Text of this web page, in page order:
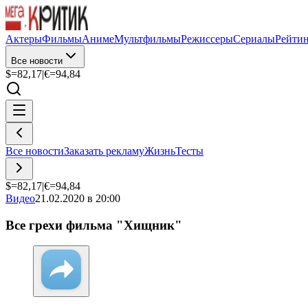
АктерыФильмыАнимеМультфильмыРежиссерыСериалы
Все новости
$=82,17|€=94,84
Все новостиЗаказать рекламуЖизньТесты
$=82,17|€=94,84
Видео21.02.2020 в 20:00
Все грехи фильма "Хищник"